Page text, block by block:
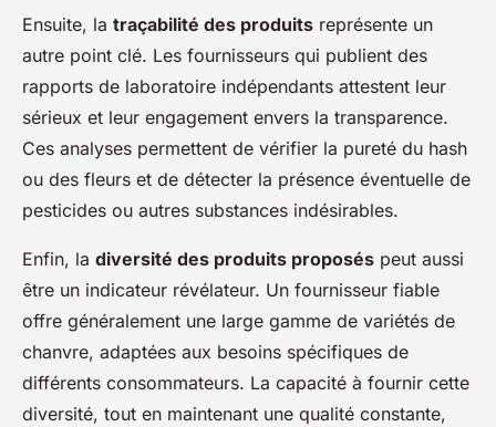
Ensuite, la traçabilité des produits représente un
autre point clé. Les fournisseurs qui publient des
rapports de laboratoire indépendants attestent leur
sérieux et leur engagement envers la transparence.
Ces analyses permettent de vérifier la pureté du hash
ou des fleurs et de détecter la présence éventuelle de
pesticides ou autres substances indésirables.
Enfin, la diversité des produits proposés peut aussi
être un indicateur révélateur. Un fournisseur fiable
offre généralement une large gamme de variétés de
chanvre, adaptées aux besoins spécifiques de
différents consommateurs. La capacité à fournir cette
diversité, tout en maintenant une qualité constante,